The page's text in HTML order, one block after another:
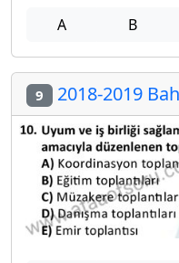
A B
9 2018-2019